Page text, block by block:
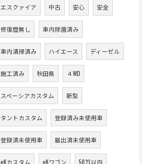
エスクァイア 中古 安心 安全
修復歴無し 車内除菌済み
車内清掃済み ハイエース ディーゼル
施工済み 秋田県 ４WD
スペーシアカスタム 新型
タントカスタム 登録済み未使用車
登録済未使用車 届出済未使用車
eKカスタム eKワゴン 50万以内